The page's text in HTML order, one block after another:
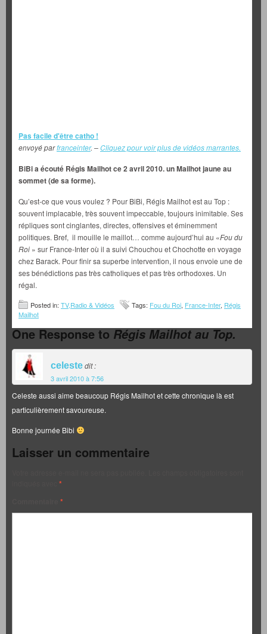
Pas facile d'être catho !
envoyé parfranceinter. –Cliquez pour voir plus de vidéos marrantes.
BiBi a écouté Régis Mailhot ce 2 avril 2010. un Mailhot jaune au
sommet (de sa forme).
Qu’est-ce que vous voulez ? Pour BiBi, Régis Mailhot est au Top :
souvent implacable, très souvent impeccable, toujours inimitable. Ses
répliques sont cinglantes, directes, offensives et éminemment
politiques. Bref, il mouille le maillot… comme aujourd’hui au «Fou du
Roi » sur France-Inter où il a suivi Chouchou et Chochotte en voyage
chez Barack. Pour finir sa superbe intervention, il nous envoie une de
ses bénédictions pas très catholiques et pas très orthodoxes. Un
régal.
Posted in: TV,Radio & Vidéos Tags: Fou du Roi, France-Inter, Régis
Mailhot
One Response toRégis Mailhot au Top.
celestedit :
3 avril 2010 à 7:56
Celeste aussi aime beaucoup Régis Mailhot et cette chronique là est
particulièrement savoureuse.
Bonne journée Bibi
Laisser un commentaire
*
*